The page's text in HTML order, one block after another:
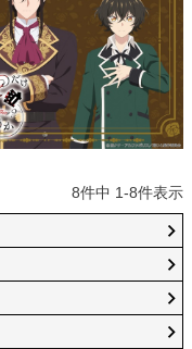
8件中 1-8件表示